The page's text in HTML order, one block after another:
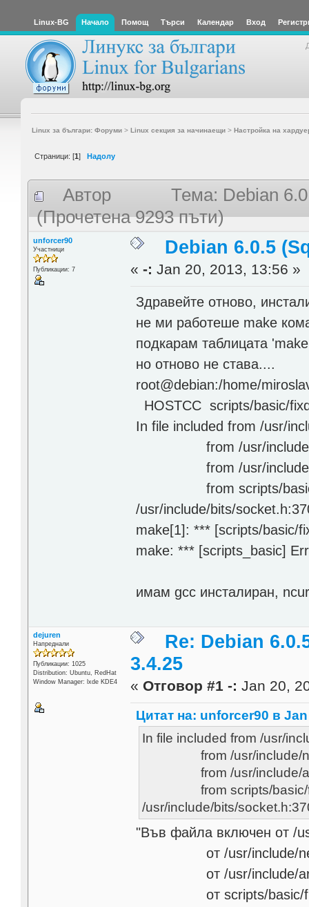
Linux-BG Начало Помощ Търси Календар Вход
Linux за българи: Форуми> Linux секция за начинаещи> Настройка на
Страници: [1] Надолу
Автор
Тема: Debian
(Прочетена 9293 пъти)
unforcer90
Участници
Публикации: 7
Debian 6.0.5
«-: Jan 20, 2013, 13:56 »
Здравейте отново,
не ми работеше make
подкарам таблицата
но отново не става....
root@debian:/home/
HOSTCC scripts/basic/
In file included from /usr/
from /usr/include/
from /usr/include/
from scripts/basic/
/usr/include/bits/
make[1]: *** [scripts/basic/
make: *** [scripts_basic]
имам gcc инсталиран,
dejuren
Напреднали
Публикации: 1025
Distribution: Ubuntu, RedHat
Window Manager: lxde KDE4
Re: Debian
3.4.25
« Отговор #1 -: Jan 20,
Цитат на: unforcer90 в
In file included from /usr/
from /usr/include/
from /usr/include/
from scripts/basic/
/usr/include/bits/
"Във файла включен от /
от /usr/include/
от /usr/include/
от scripts/basic/